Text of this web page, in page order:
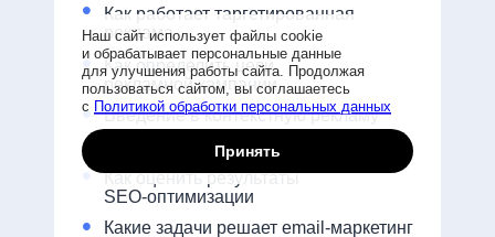
Введение в контекстную рекламу
•
Что такое SEO-продвижение
•
Как оценить результаты
SEO-оптимизации
•
Какие задачи решает email-маркетинг
•
Как работает таргетированная
реклама
•
Как определить цели
рекламной кампании
•
Принять
Наш сайт использует файлы cookie
и обрабатывает персональные данные
для улучшения работы сайта. Продолжая
пользоваться сайтом, вы соглашаетесь
с Политикой обработки персональных данных